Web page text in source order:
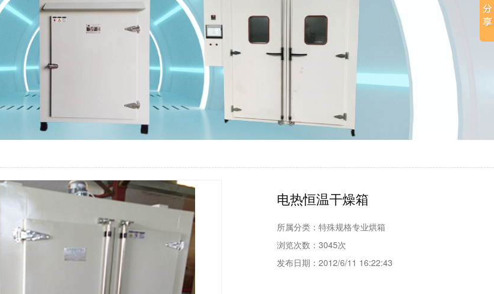
电热恒温干燥箱
所属分类： 特殊规格专业烘箱
浏览次数： 3045次
发布日期： 2012/6/11 16:22:43